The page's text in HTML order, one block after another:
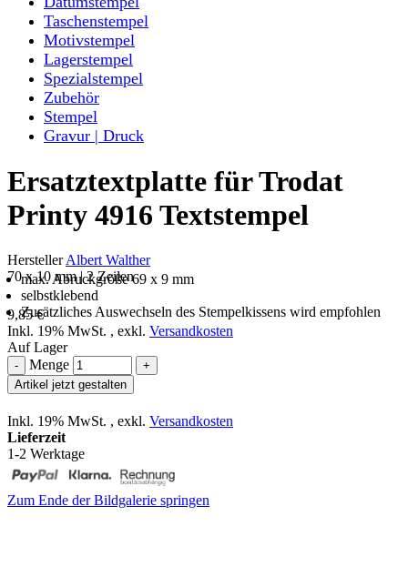
Taschenstempel
Motivstempel
Lagerstempel
Spezialstempel
Zubehör
Stempel
Gravur | Druck
Ersatztextplatte für Trodat
Printy 4916 Textstempel
HerstellerAlbert Walther
70 x 10 mm | 2 Zeilen
max. Abruckgröße 69 x 9 mm
selbstklebend
Zusätzliches Auswechseln des Stempelkissens wird empfohlen
9,85 €
Inkl. 19% MwSt. , exkl. Versandkosten
Auf Lager
- Menge
+
Artikel jetzt gestalten
Inkl. 19% MwSt. , exkl. Versandkosten
Lieferzeit
1-2 Werktage
Zum Ende der Bildgalerie springen